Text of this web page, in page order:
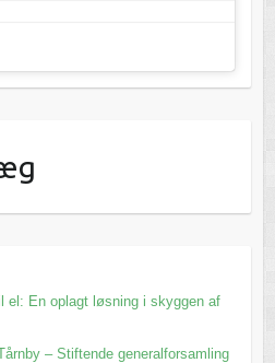
el: En oplagt løsning i skyggen af
– Stiftende generalforsamling